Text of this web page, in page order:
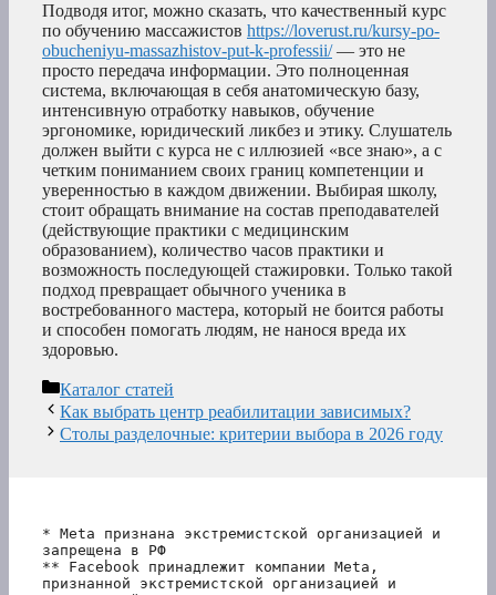
Подводя итог, можно сказать, что качественный курс
по обучению массажистов https://loverust.ru/kursy-po-
obucheniyu-massazhistov-put-k-professii/— это не
просто передача информации. Это полноценная
система, включающая в себя анатомическую базу,
интенсивную отработку навыков, обучение
эргономике, юридический ликбез и этику. Слушатель
должен выйти с курса не с иллюзией «все знаю», а с
четким пониманием своих границ компетенции и
уверенностью в каждом движении. Выбирая школу,
стоит обращать внимание на состав преподавателей
(действующие практики с медицинским
образованием), количество часов практики и
возможность последующей стажировки. Только такой
подход превращает обычного ученика в
востребованного мастера, который не боится работы
и способен помогать людям, не нанося вреда их
здоровью.
Рубрики
Каталог статей
Как выбрать центр реабилитации зависимых?
Столы разделочные: критерии выбора в 2026 году
* Meta признана экстремистской организацией и
запрещена в РФ
** Facebook принадлежит компании Meta,
признанной экстремистской организацией и